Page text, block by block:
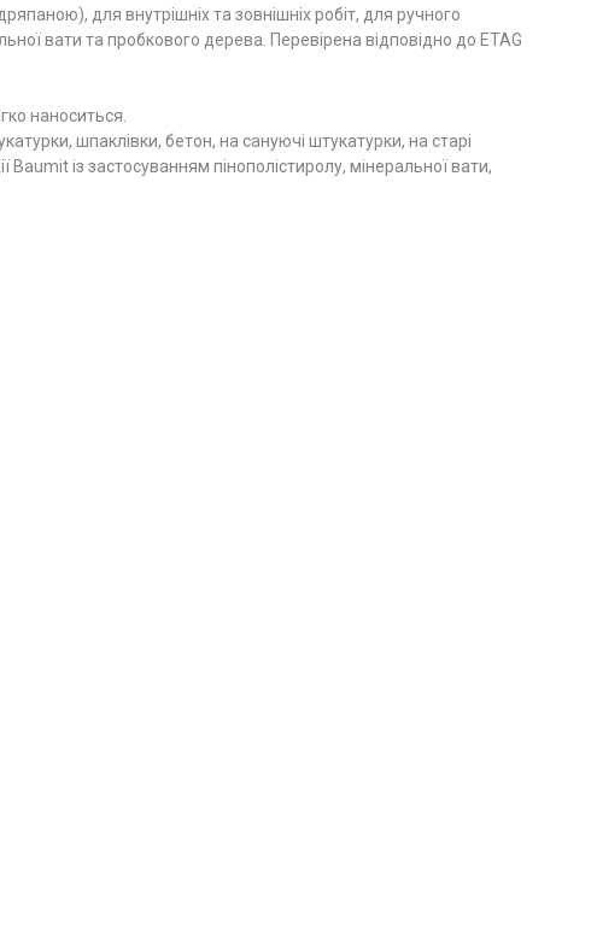
для внутрішніх та зовнішніх робіт, для ручного
вати та пробкового дерева. Перевірена відповідно до ETAG
наноситься.
шпаклівки, бетон, на сануючі штукатурки, на старі
із застосуванням пінополістиролу, мінеральної вати,